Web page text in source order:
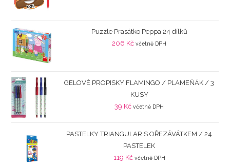
Puzzle Prasátko Peppa 24 dílků
206 Kč včetně DPH
GELOVÉ PROPISKY FLAMINGO / PLAMEŇÁK / 3
KUSY
39 Kč včetně DPH
PASTELKY TRIANGULAR S OŘEZÁVÁTKEM / 24
PASTELEK
119 Kč včetně DPH